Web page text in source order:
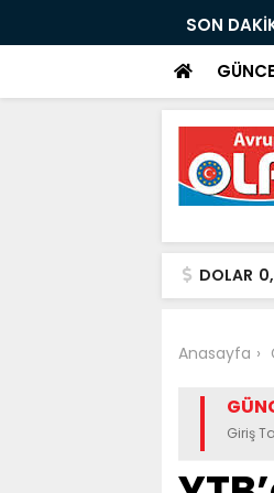
SON
katil sinek, doğanın en etkili
DOLAR
Anasayfa
Giriş